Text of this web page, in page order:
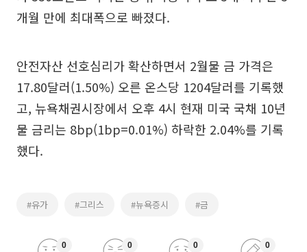
개월 만에 최대폭으로 빠졌다.
안전자산 선호심리가 확산하면서 2월물 금 가격은
17.80달러(1.50%) 오른 온스당 1204달러를 기록했
고, 뉴욕채권시장에서 오후 4시 현재 미국 국채 10년
물 금리는 8bp(1bp=0.01%) 하락한 2.04%를 기록
했다.
#유가 #그리스 #뉴욕증시 #금
0 0 0 0